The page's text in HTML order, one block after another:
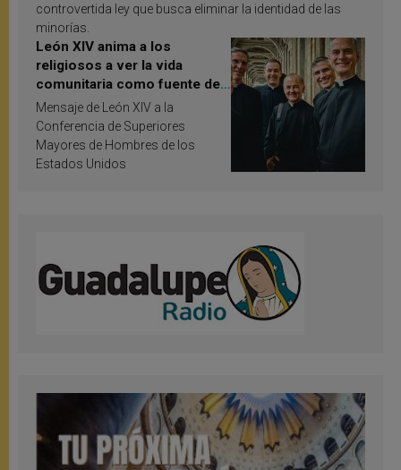
controvertida ley que busca eliminar la identidad de las
minorías.
León XIV anima a los
religiosos a ver la vida
comunitaria como fuente de
inspiración y santificación
Mensaje de León XIV a la
Conferencia de Superiores
Mayores de Hombres de los
Estados Unidos